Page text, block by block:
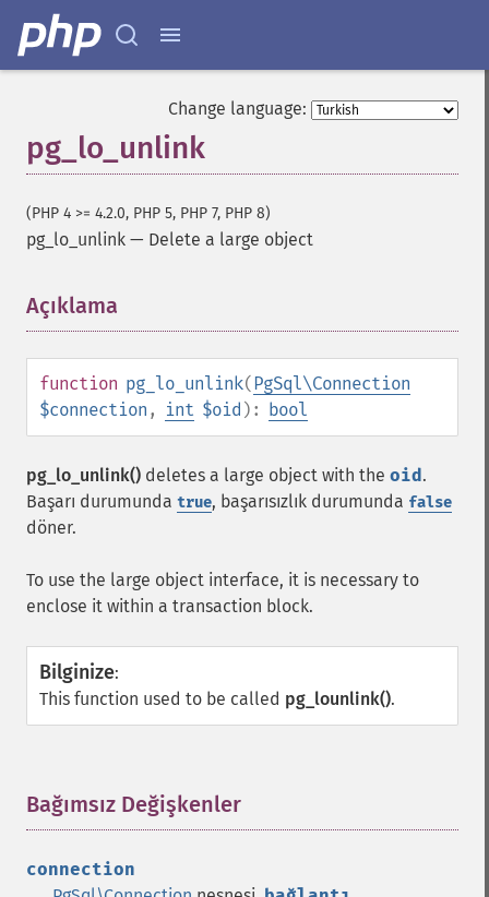
Change language:
pg_lo_unlink
(PHP 4 >= 4.2.0, PHP 5, PHP 7, PHP 8)
pg_lo_unlink — Delete a large object
Açıklama
function pg_lo_unlink(PgSql\Connection
$connection , int $oid ): bool
pg_lo_unlink() deletes a large object with the oid.
Başarı durumunda true, başarısızlık durumunda false
döner.
To use the large object interface, it is necessary to
enclose it within a transaction block.
Bilginize:
This function used to be called pg_lounlink().
Bağımsız Değişkenler
connection